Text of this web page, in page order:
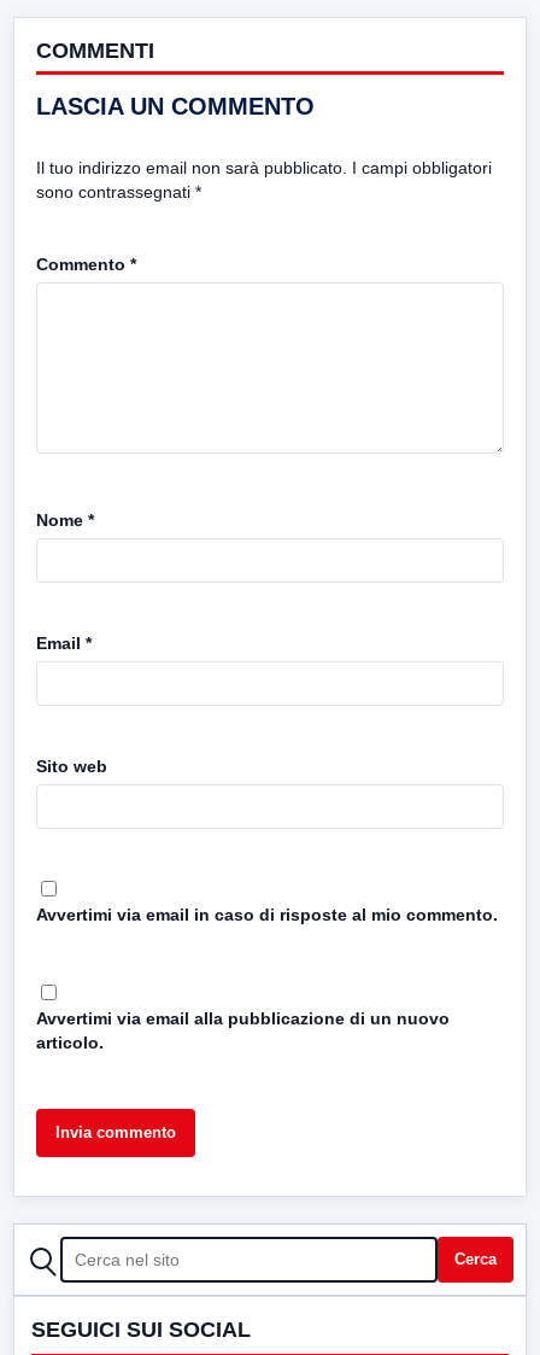
COMMENTI
LASCIA UN COMMENTO
Il tuo indirizzo email non sarà pubblicato. I campi obbligatori
sono contrassegnati *
Commento *
Nome *
Email *
Sito web
Avvertimi via email in caso di risposte al mio commento.
Avvertimi via email alla pubblicazione di un nuovo
articolo.
CERCA Cerca
SEGUICI SUI SOCIAL